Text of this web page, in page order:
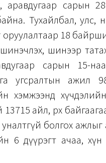
аравдугаар сарын
Тухайлбал, улс,
оруулалтаар 18
шинэчлэх, шинээр
сарын 15-
угсралтын ажил
хэмжээнд
айл, өрх
уналтгүй болгох
6 дүүрэгт ачаа, хүн